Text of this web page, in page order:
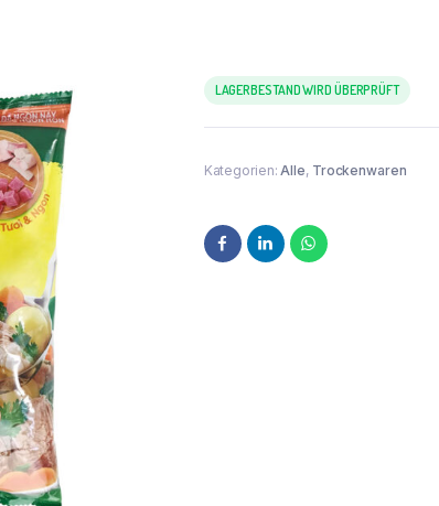
LAGERBESTAND WIRD ÜBERPRÜFT
Kategorien: Alle, Trockenwaren